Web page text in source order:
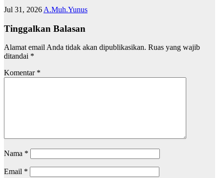
Jul 31, 2026 A.Muh.Yunus
Tinggalkan Balasan
Alamat email Anda tidak akan dipublikasikan. Ruas yang wajib
ditandai *
Komentar *
Nama *
Email *